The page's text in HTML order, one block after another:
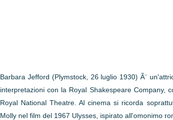
Barbara Jefford (Plymstock, 26 luglio 1930) Ã¨
interpretazioni con la Royal Shakespeare Company,
Royal National Theatre. Al cinema si ricorda
Molly nel film del 1967 Ulysses, ispirato all'omonimo